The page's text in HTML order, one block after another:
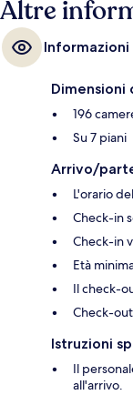
Altre
196
Su 7 piani
Arrivo/
L'orario
Check-in
Check-in
Età
Il check-
Check-
Istruzioni
Il
all'arrivo.